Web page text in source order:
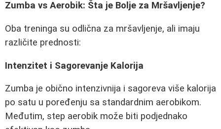
Zumba vs Aerobik: Šta je Bolje za Mršavljenje?
Oba treninga su odlična za mršavljenje, ali imaju
različite prednosti:
Intenzitet i Sagorevanje Kalorija
Zumba je obično intenzivnija i sagoreva više kalorija
po satu u poređenju sa standardnim aerobikom.
Međutim, step aerobik može biti podjednako